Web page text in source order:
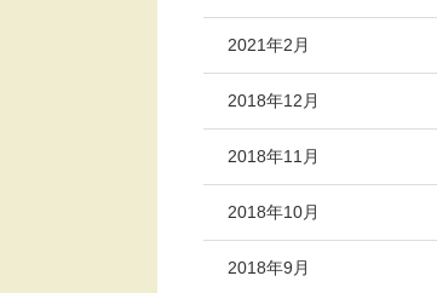
2021年2月
2018年12月
2018年11月
2018年10月
2018年9月